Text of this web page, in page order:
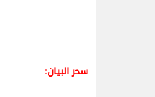
سحر البيان: